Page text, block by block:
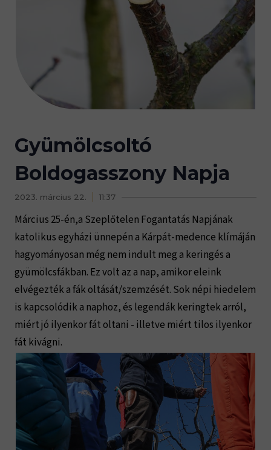
Gyümölcsoltó
Boldogasszony Napja
2023. március 22. 11:37
Március 25-én,a Szeplőtelen Fogantatás Napjának
katolikus egyházi ünnepén a Kárpát-medence klímáján
hagyományosan még nem indult meg a keringés a
gyümölcsfákban. Ez volt az a nap, amikor eleink
elvégezték a fák oltását/szemzését. Sok népi hiedelem
is kapcsolódik a naphoz, és legendák keringtek arról,
miért jó ilyenkor fát oltani - illetve miért tilos ilyenkor
fát kivágni.